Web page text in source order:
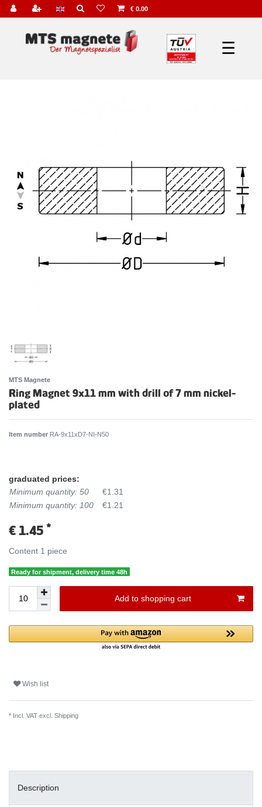
€ 0.00
☰
MTS Magnete
Ring Magnet 9x11 mm with drill of 7 mm nickel-
plated
Item number RA-9x11xD7-NI-N50
graduated prices:
Minimum quantity: 50
€1.31
Minimum quantity: 100
€1.21
€ 1.45 *
Content 1 piece
Ready for shipment, delivery time 48h
Add to shopping cart
Wish list
* Incl. VAT excl. Shipping
Description